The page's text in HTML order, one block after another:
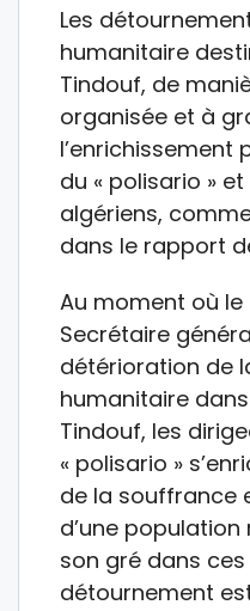
Les
humanitaire
Tindouf, de
organisée et à
l’enrichissement
du « polisario »
algériens,
dans le rapport de
Au moment où
Secrétaire
détérioration de
humanitaire
Tindouf, les
« polisario »
de la souffrance
d’une
son gré dans
détournement